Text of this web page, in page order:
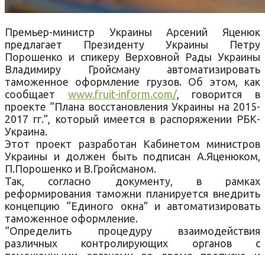
Премьер-министр Украины Арсений Яценюк
предлагает Президенту Украины Петру
Порошенко и спикеру Верховной Рады Украины
Владимиру Гройсману автоматизировать
таможенное оформление грузов. Об этом, как
сообщает www.fruit-inform.com/, говорится в
проекте “Плана восстановления Украины на 2015-
2017 гг.”, который имеется в распоряжении РБК-
Украина.
Этот проект разработан Кабинетом министров
Украины и должен быть подписан А.Яценюком,
П.Порошенко и В.Гройсманом.
Так, согласно документу, в рамках
реформирования таможни планируется внедрить
концепцию “Единого окна” и автоматизировать
таможенное оформление.
“Определить процедуру взаимодействия
различных контролирующих органов с